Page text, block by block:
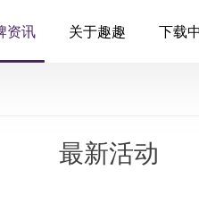
资讯 关于趣趣 下载
最新活动